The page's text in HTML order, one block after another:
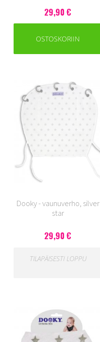
29,90 €
OSTOSKORIIN
Dooky - vaunuverho, silver
star
29,90 €
TILAPÄISESTI LOPPU